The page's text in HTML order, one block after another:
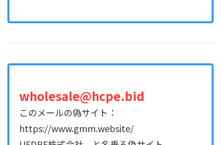
wholesale@hcpe.bid
このメールの偽サイト：
https://www.gmm.website/